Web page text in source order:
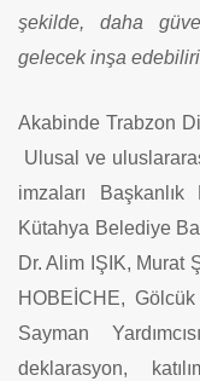
şekilde, daha
gelecek inşa
Akabinde Trabzon
Ulusal ve
imzaları
Kütahya Belediye
Dr. Alim IŞIK, Murat
HOBEİCHE,
Sayman
deklarasyon,